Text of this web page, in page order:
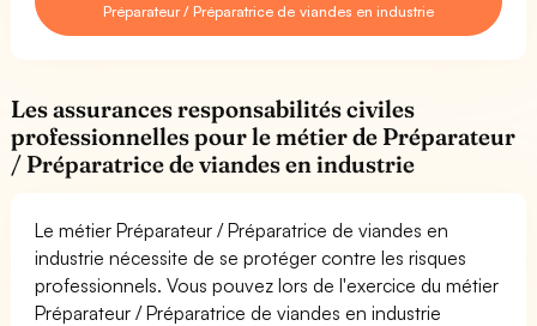
Préparateur / Préparatrice de viandes en industrie
Les assurances responsabilités civiles
professionnelles pour le métier de Préparateur
/ Préparatrice de viandes en industrie
Le métier Préparateur / Préparatrice de viandes en
industrie nécessite de se protéger contre les risques
professionnels. Vous pouvez lors de l'exercice du métier
Préparateur / Préparatrice de viandes en industrie